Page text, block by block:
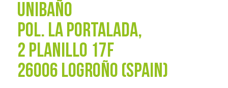
UNIBAÑO
POL. La Portalada,
2 PLANILLO 17F
26006 LOGROÑO (SPAIN)